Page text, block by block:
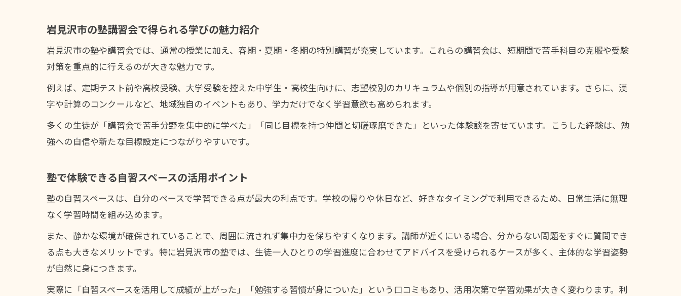
岩見沢市の塾環境と料金相場を深堀り解説
塾の月謝や講習料金の相場と比較ポイント
塾選びで重視したい費用対効果の視点
講習会の日程や料金で見極める塾の特徴
保護者が注目する塾の料金設定と学習環境
納得できる学習環境を目指す講習会の選び方
塾の自習室や学びやすさをチェックしよう
塾講習会の体験談から学ぶ選び方のヒント
塾を比較検討するなら講習会の日程と費用も要確認
講習会料金から選ぶ塾のおすすめ基準
岩見沢市の塾講習会で得られる学びの魅力紹介
岩見沢市の塾や講習会では、通常の授業に加え、春期・夏期・冬期の特別講習が充実しています。これらの講習会は、短期間で苦手科目の克服や受験
対策を重点的に行えるのが大きな魅力です。
例えば、定期テスト前や高校受験、大学受験を控えた中学生・高校生向けに、志望校別のカリキュラムや個別の指導が用意されています。さらに、漢
字や計算のコンクールなど、地域独自のイベントもあり、学力だけでなく学習意欲も高められます。
多くの生徒が「講習会で苦手分野を集中的に学べた」「同じ目標を持つ仲間と切磋琢磨できた」といった体験談を寄せています。こうした経験は、勉
強への自信や新たな目標設定につながりやすいです。
塾で体験できる自習スペースの活用ポイント
塾の自習スペースは、自分のペースで学習できる点が最大の利点です。学校の帰りや休日など、好きなタイミングで利用できるため、日常生活に無理
なく学習時間を組み込めます。
また、静かな環境が確保されていることで、周囲に流されず集中力を保ちやすくなります。講師が近くにいる場合、分からない問題をすぐに質問でき
る点も大きなメリットです。特に岩見沢市の塾では、生徒一人ひとりの学習進度に合わせてアドバイスを受けられるケースが多く、主体的な学習姿勢
が自然に身につきます。
実際に「自習スペースを活用して成績が上がった」「勉強する習慣が身についた」という口コミもあり、活用次第で学習効果が大きく変わります。利